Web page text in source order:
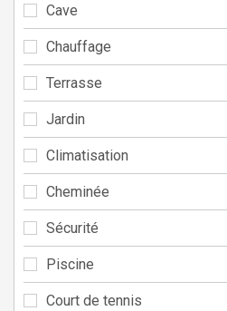
Cave
Chauffage
Terrasse
Jardin
Climatisation
Cheminée
Sécurité
Piscine
Court de tennis